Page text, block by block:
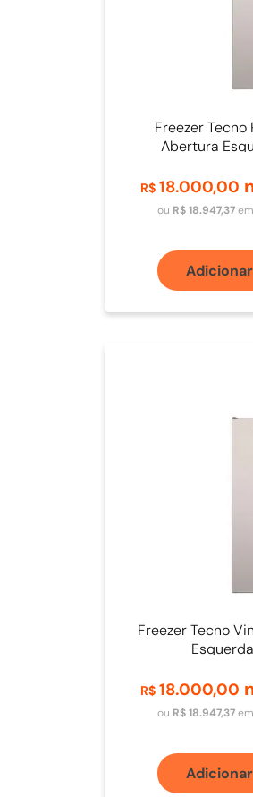
Freezer Tecno
Abertura
R$ 18.000,00
ou R$18.947,37
Freezer Tecno
R$ 18.000,00
ou R$18.947,37